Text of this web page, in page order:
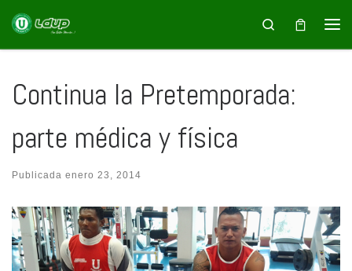
Saltar al contenido Search
Continua la Pretemporada:
parte médica y física
Publicada enero 23, 2014